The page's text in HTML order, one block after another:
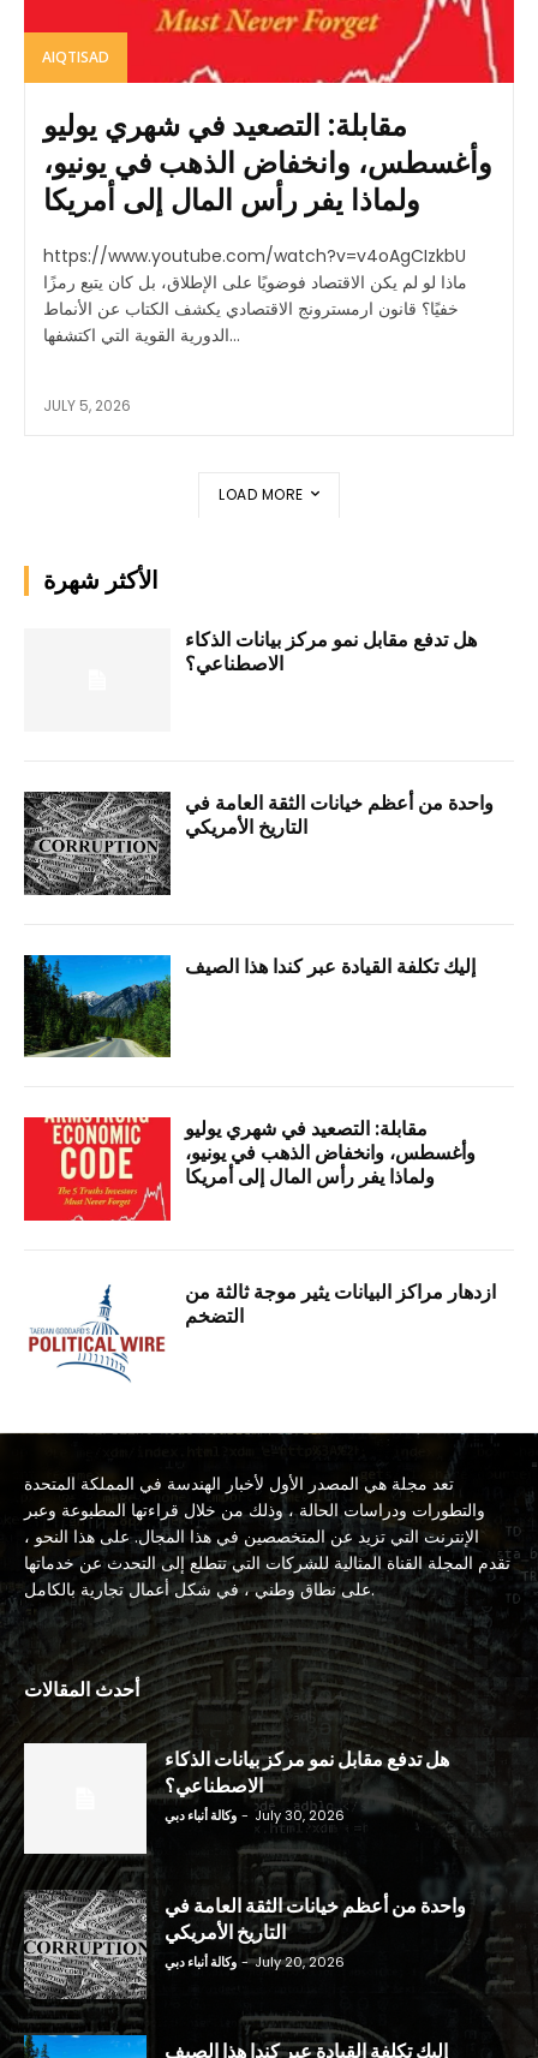
AIQTISAD
مقابلة: التصعيد في شهري يوليو
وأغسطس، وانخفاض الذهب في يونيو،
ولماذا يفر رأس المال إلى أمريكا
https://www.youtube.com/watch?v=v4oAgCIzkbU
ماذا لو لم يكن الاقتصاد فوضويًا على الإطلاق، بل كان يتبع رمزًا
خفيًا؟ قانون ارمسترونج الاقتصادي يكشف الكتاب عن الأنماط
الدورية القوية التي اكتشفها...
JULY 5, 2026
LOAD MORE
الأكثر شهرة
هل تدفع مقابل نمو مركز بيانات الذكاء
الاصطناعي؟
واحدة من أعظم خيانات الثقة العامة في
التاريخ الأمريكي
إليك تكلفة القيادة عبر كندا هذا الصيف
مقابلة: التصعيد في شهري يوليو
وأغسطس، وانخفاض الذهب في يونيو،
ولماذا يفر رأس المال إلى أمريكا
ازدهار مراكز البيانات يثير موجة ثالثة من
التضخم
تعد مجلة هي المصدر الأول لأخبار الهندسة في المملكة المتحدة
والتطورات ودراسات الحالة ، وذلك من خلال قراءتها المطبوعة وعبر
الإنترنت التي تزيد عن المتخصصين في هذا المجال. على هذا النحو ،
تقدم المجلة القناة المثالية للشركات التي تتطلع إلى التحدث عن خدماتها
على نطاق وطني ، في شكل أعمال تجارية بالكامل.
أحدث المقالات
هل تدفع مقابل نمو مركز بيانات الذكاء
الاصطناعي؟
وكالة أنباء دبي - July 30, 2026
واحدة من أعظم خيانات الثقة العامة في
التاريخ الأمريكي
وكالة أنباء دبي - July 20, 2026
إليك تكلفة القيادة عبر كندا هذا الصيف